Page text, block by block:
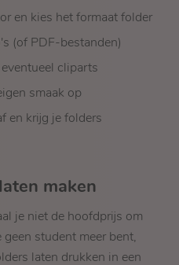
en kies het formaat folder
(of PDF-bestanden)
cliparts
smaak op
en krijg je folders
maken
je niet de hoofdprijs om
student meer bent,
laten drukken in een